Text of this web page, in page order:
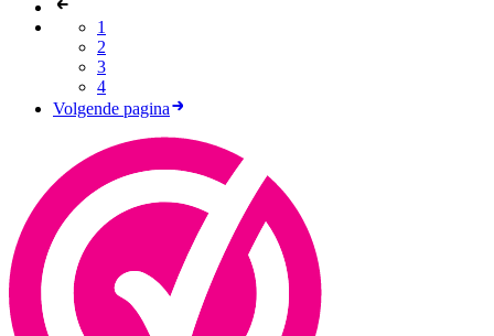
1
2
3
4
Volgende pagina